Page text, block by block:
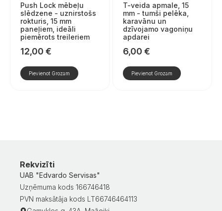
Push Lock mēbeļu
slēdzene - uznirstošs
rokturis, 15 mm
paneļiem, ideāli
piemērots treileriem
12,00 €
Pievienot Grozam
T-veida apmale, 15
mm - tumši pelēka,
karavānu un
dzīvojamo vagoniņu
apdarei
6,00 €
Pievienot Grozam
Rekvizīti
UAB "Edvardo Servisas"
Uzņēmuma kods 166746418
PVN maksātāja kods LT66746464113